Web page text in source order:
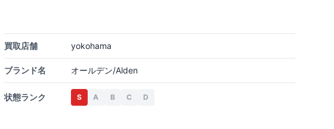
買取店舗 yokohama
ブランド名 オールデン/Alden
状態ランク S A B C D